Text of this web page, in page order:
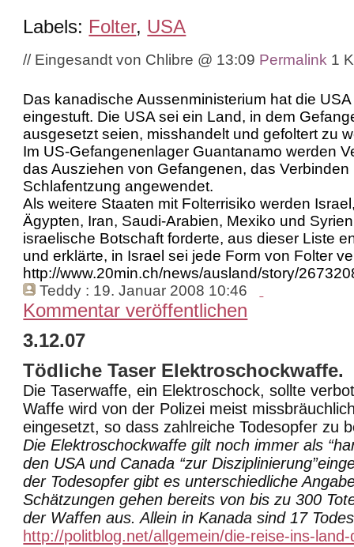
Labels: Folter, USA
// Eingesandt von Chlibre @ 13:09 Permalink 1
Das kanadische Aussenministerium hat die
eingestuft. Die USA sei ein Land, in dem
ausgesetzt seien, misshandelt und gefoltert zu
Im US-Gefangenenlager Guantanamo werden
das Ausziehen von Gefangenen, das Verbinden
Schlafentzung angewendet.
Als weitere Staaten mit Folterrisiko werden
Ägypten, Iran, Saudi-Arabien, Mexiko und
israelische Botschaft forderte, aus dieser Liste
und erklärte, in Israel sei jede Form von Folter
http://www.20min.ch/news/ausland/story/
Teddy : 19. Januar 2008 10:46
Kommentar veröffentlichen
3.12.07
Tödliche Taser Elektroschockwaffe.
Die Taserwaffe, ein Elektroschock, sollte
Waffe wird von der Polizei meist
eingesetzt, so dass zahlreiche Todesopfer zu
Die Elektroschockwaffe gilt noch immer als
den USA und Canada “zur
der Todesopfer gibt es unterschiedliche
Schätzungen gehen bereits von bis zu 300
der Waffen aus. Allein in Kanada sind 17
http://politblog.net/allgemein/die-reise-ins-